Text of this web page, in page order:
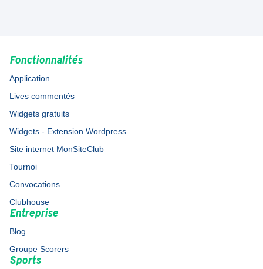
Fonctionnalités
Application
Lives commentés
Widgets gratuits
Widgets - Extension Wordpress
Site internet MonSiteClub
Tournoi
Convocations
Clubhouse
Entreprise
Blog
Groupe Scorers
Sports